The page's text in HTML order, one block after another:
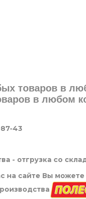
товаров в
в любом
43
- отгрузка со
на сайте Вы